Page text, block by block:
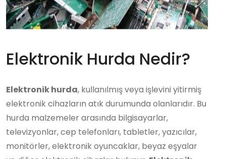
Elektronik Hurda Nedir?
Elektronik hurda, kullanılmış veya işlevini yitirmiş
elektronik cihazların atık durumunda olanlarıdır. Bu
hurda malzemeler arasında bilgisayarlar,
televizyonlar, cep telefonları, tabletler, yazıcılar,
monitörler, elektronik oyuncaklar, beyaz eşyalar